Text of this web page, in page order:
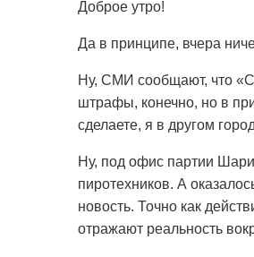
Доброе утро!
Да в принципе, вчера
Ну, СМИ сообщают, что
штрафы, конечно, но в
сделаете, я в другом
Ну, под офис партии
пиротехников. А
новость. Точно как
отражают реальность